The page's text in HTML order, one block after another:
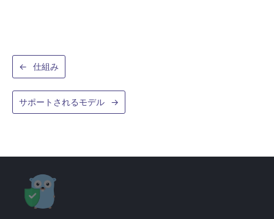
← 仕組み
サポートされるモデル →